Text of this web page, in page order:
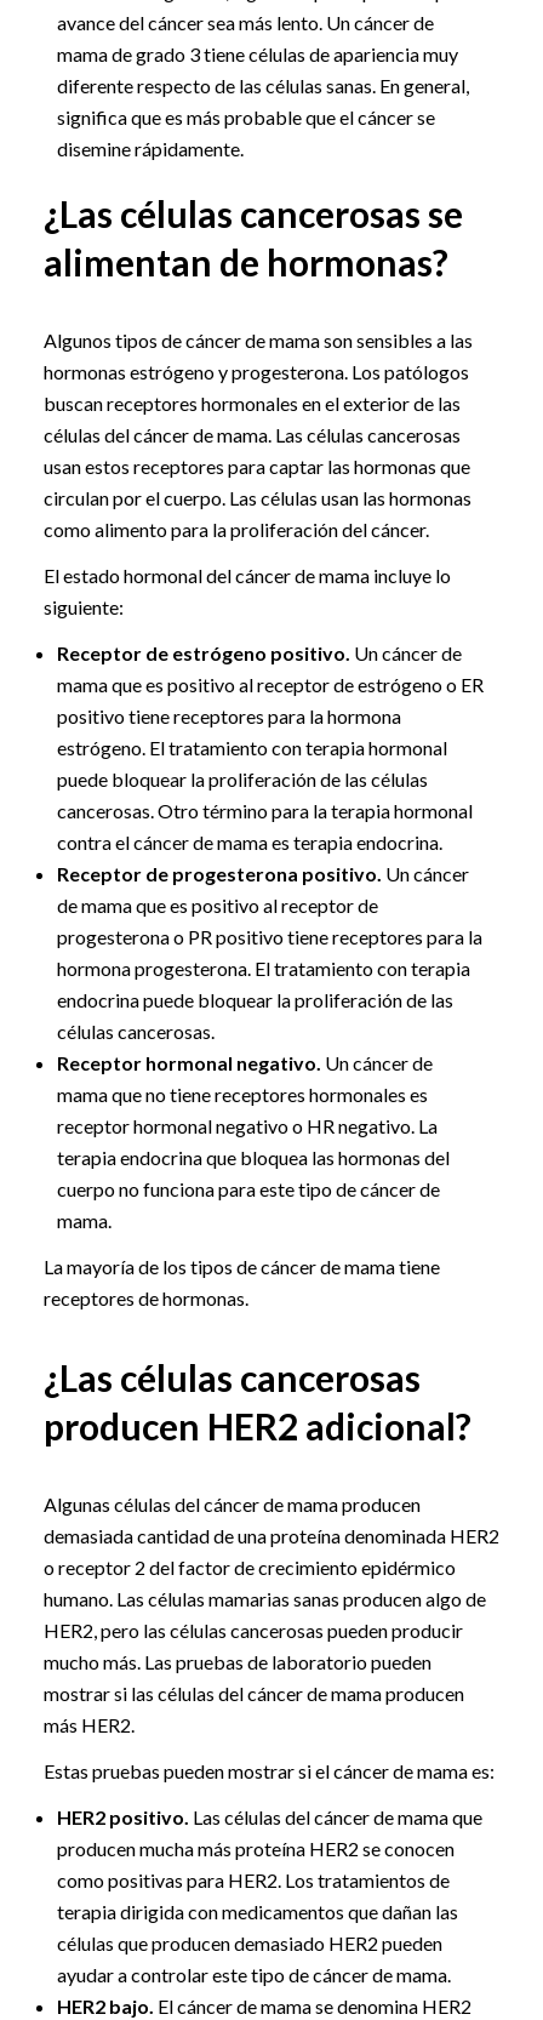
avance del cáncer sea más lento. Un cáncer de
mama de grado 3 tiene células de apariencia muy
diferente respecto de las células sanas. En general,
significa que es más probable que el cáncer se
disemine rápidamente.
¿Las células cancerosas se
alimentan de hormonas?
Algunos tipos de cáncer de mama son sensibles a las
hormonas estrógeno y progesterona. Los patólogos
buscan receptores hormonales en el exterior de las
células del cáncer de mama. Las células cancerosas
usan estos receptores para captar las hormonas que
circulan por el cuerpo. Las células usan las hormonas
como alimento para la proliferación del cáncer.
El estado hormonal del cáncer de mama incluye lo
siguiente:
Receptor de estrógeno positivo. Un cáncer de
mama que es positivo al receptor de estrógeno o ER
positivo tiene receptores para la hormona
estrógeno. El tratamiento con terapia hormonal
puede bloquear la proliferación de las células
cancerosas. Otro término para la terapia hormonal
contra el cáncer de mama es terapia endocrina.
Receptor de progesterona positivo. Un cáncer
de mama que es positivo al receptor de
progesterona o PR positivo tiene receptores para la
hormona progesterona. El tratamiento con terapia
endocrina puede bloquear la proliferación de las
células cancerosas.
Receptor hormonal negativo. Un cáncer de
mama que no tiene receptores hormonales es
receptor hormonal negativo o HR negativo. La
terapia endocrina que bloquea las hormonas del
cuerpo no funciona para este tipo de cáncer de
mama.
La mayoría de los tipos de cáncer de mama tiene
receptores de hormonas.
¿Las células cancerosas
producen HER2 adicional?
Algunas células del cáncer de mama producen
demasiada cantidad de una proteína denominada HER2
o receptor 2 del factor de crecimiento epidérmico
humano. Las células mamarias sanas producen algo de
HER2, pero las células cancerosas pueden producir
mucho más. Las pruebas de laboratorio pueden
mostrar si las células del cáncer de mama producen
más HER2.
Estas pruebas pueden mostrar si el cáncer de mama es:
HER2 positivo. Las células del cáncer de mama que
producen mucha más proteína HER2 se conocen
como positivas para HER2. Los tratamientos de
terapia dirigida con medicamentos que dañan las
células que producen demasiado HER2 pueden
ayudar a controlar este tipo de cáncer de mama.
HER2 bajo. El cáncer de mama se denomina HER2